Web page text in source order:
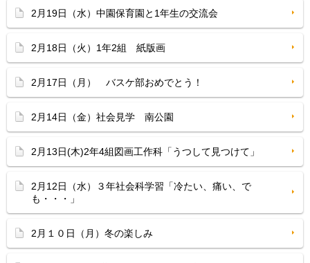
2月19日（水）中園保育園と1年生の交流会
2月18日（火）1年2組 紙版画
2月17日（月） バスケ部おめでとう！
2月14日（金）社会見学 南公園
2月13日(木)2年4組図画工作科「うつして見つけて」
2月12日（水）３年社会科学習「冷たい、痛い、で
も・・・」
2月１０日（月）冬の楽しみ